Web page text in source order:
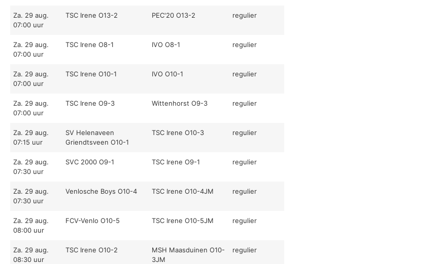
Za. 29 aug.
07:00 uur
TSC Irene O13-2 PEC'20 O13-2 regulier
Za. 29 aug.
07:00 uur
TSC Irene O8-1 IVO O8-1 regulier
Za. 29 aug.
07:00 uur
TSC Irene O10-1 IVO O10-1 regulier
Za. 29 aug.
07:00 uur
TSC Irene O9-3 Wittenhorst O9-3 regulier
Za. 29 aug.
07:15 uur
SV Helenaveen
Griendtsveen O10-1
TSC Irene O10-3 regulier
Za. 29 aug.
07:30 uur
SVC 2000 O9-1 TSC Irene O9-1 regulier
Za. 29 aug.
07:30 uur
Venlosche Boys O10-4 TSC Irene O10-4JM regulier
Za. 29 aug.
08:00 uur
FCV-Venlo O10-5 TSC Irene O10-5JM regulier
Za. 29 aug.
08:30 uur
TSC Irene O10-2
MSH Maasduinen O10-
3JM
regulier